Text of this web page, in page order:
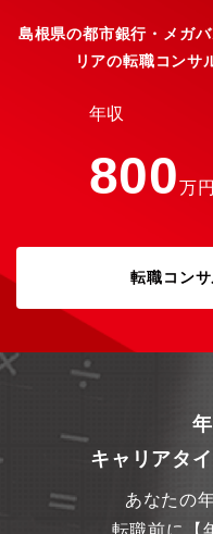
島根県の都市銀行・メガ
リアの転職コンサ
年収
800万
転職コン
キャリアタ
あなたの
転職前に【